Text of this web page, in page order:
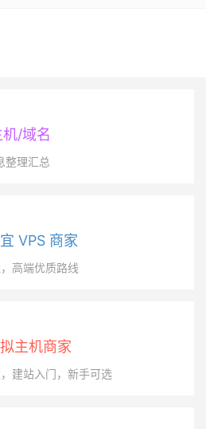
/域名
整理汇总
VPS 商家
高端优质路线
主机商家
建站入门，新手可选